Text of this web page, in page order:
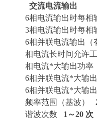
 交流电流输出
6相电流输出时每
3相电流输出时每
6相并联电流输出
相电流长时间允许
相电流*大输出功
6相并联电流*大输
6相并联电流*大输
频率范围（基波）
谐波次数
1～20 次